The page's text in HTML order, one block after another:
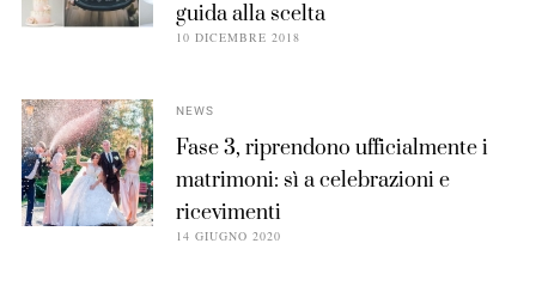
guida alla scelta
10 DICEMBRE 2018
NEWS
Fase 3, riprendono ufficialmente i
matrimoni: sì a celebrazioni e
ricevimenti
14 GIUGNO 2020